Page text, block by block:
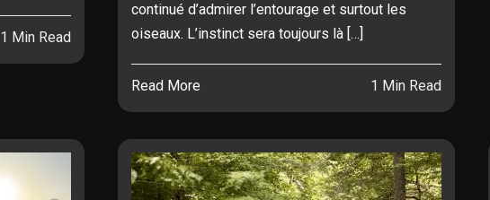
1 Min Read
continué d’admirer l’entourage et surtout les
oiseaux. L’instinct sera toujours là […]
Read More 1 Min Read